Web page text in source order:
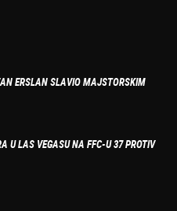
ERSLAN SLAVIO MAJSTORSKIM
U LAS VEGASU NA FFC-U 37 PROTIV